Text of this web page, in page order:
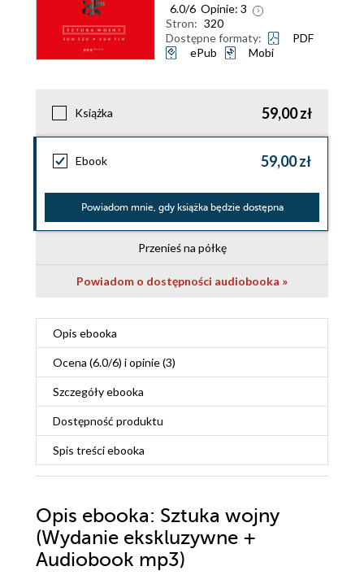
6.0/6 Opinie: 3
Stron: 320
Dostępne formaty:
PDF
ePub
Mobi
Książka 59,00 zł
Ebook 59,00 zł
Powiadom mnie, gdy książka będzie dostępna
Przenieś na półkę
Powiadom o dostępności audiobooka »
Opis ebooka
Ocena (6.0/6) i opinie (3)
Szczegółyebooka
Dostępność produktu
Spis treściebooka
Opis ebooka: Sztuka wojny
(Wydanie ekskluzywne +
Audiobook mp3)